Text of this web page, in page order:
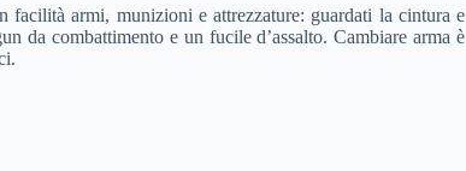
facilità armi, munizioni e attrezzature: guardati la cintura e
da combattimento e un fucile d’assalto. Cambiare arma è